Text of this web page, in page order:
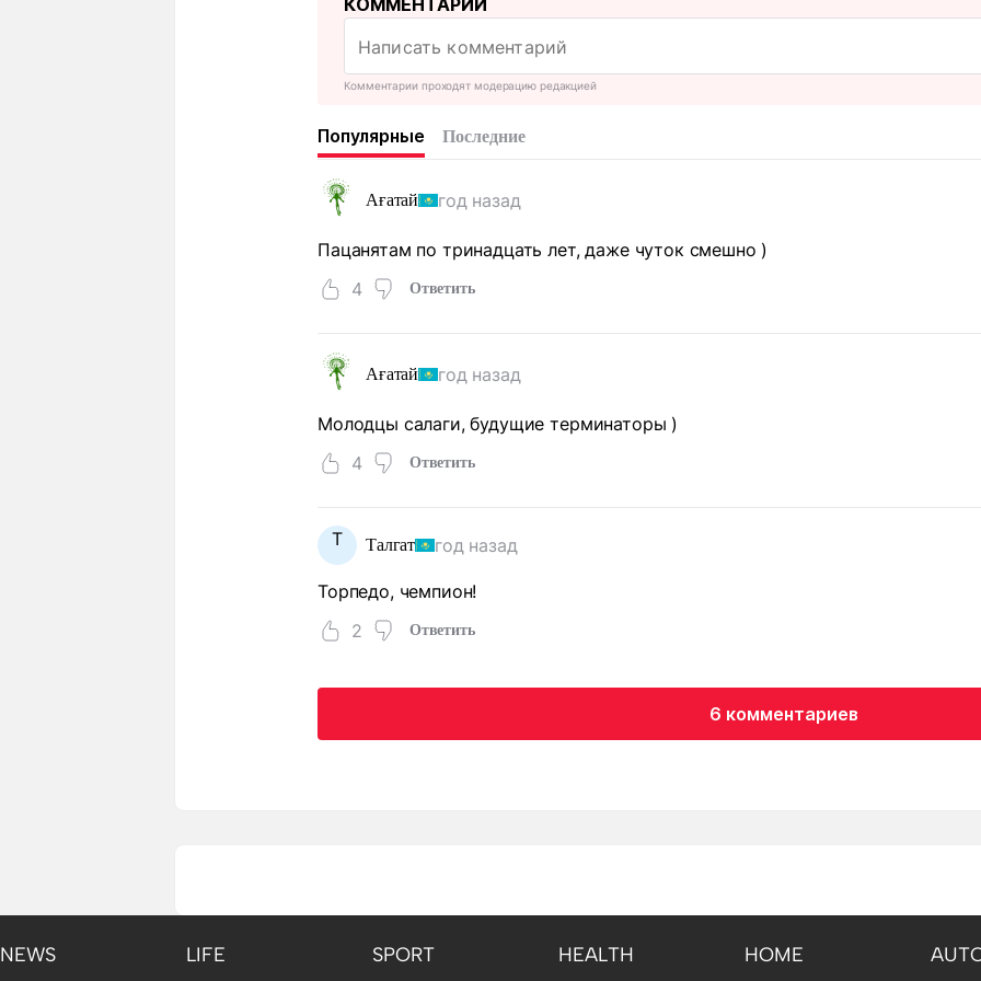
Комментарии проходят модерацию редакцией
Популярные Последние
Ағатай год назад
Пацанятам по тринадцать лет, даже чуток смешно )
4
Ответить
Ағатай год назад
Молодцы салаги, будущие терминаторы )
4
Ответить
Т Талгат год назад
Торпедо, чемпион!
2
Ответить
6 комментариев
NEWS LIFE SPORT HEALTH HOME